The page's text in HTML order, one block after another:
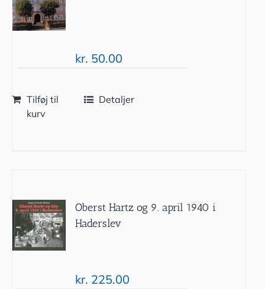
kr. 50.00
Tilføj til
kurv
Detaljer
Oberst Hartz og 9. april 1940 i
Haderslev
kr. 225.00